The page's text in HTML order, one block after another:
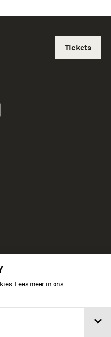
Lees meer in ons
Tickets
Defensiemusea,